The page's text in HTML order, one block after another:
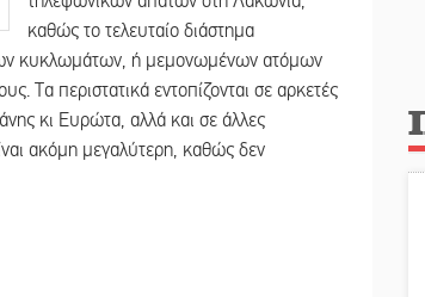
καθώς το τελευταίο διάστημα
κυκλωμάτων, ή μεμονωμένων ατόμων
Τα περιστατικά εντοπίζονται σε αρκετές
κι Ευρώτα, αλλά και σε άλλες
ακόμη μεγαλύτερη, καθώς δεν